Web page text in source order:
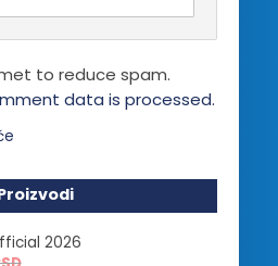
to reduce spam.
data is processed.
2026